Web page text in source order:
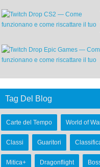
Tag Del Blog
Carte del Tempo World of
Classi Guaritori
Mitica+ Dragonflight